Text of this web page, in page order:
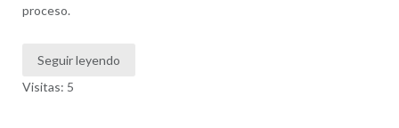
proceso.
Seguir leyendo
Visitas: 5